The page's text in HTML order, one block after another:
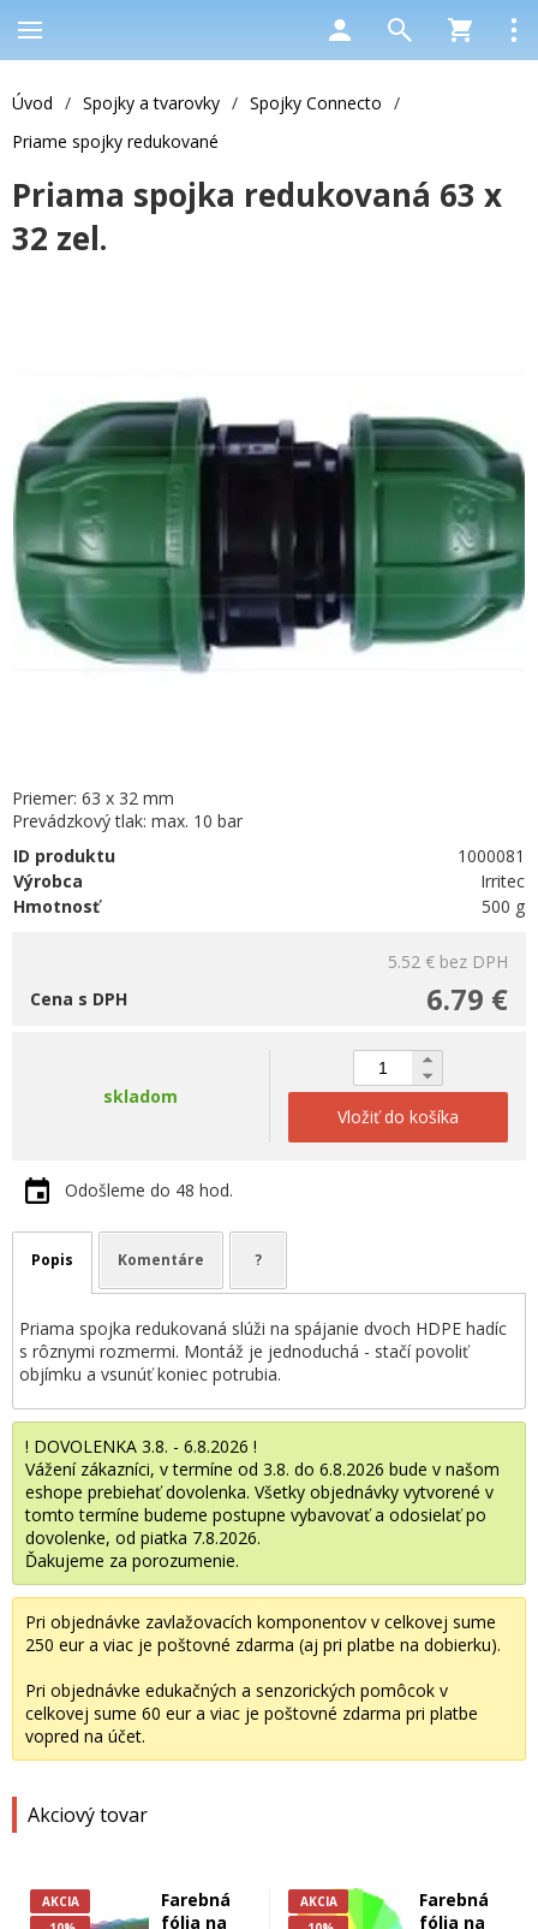
! DOVOLENKA 3.8. - 6.8.2026 !
Vážení zákazníci, v termíne od 3.8. do 6.8.2026 bude v našom
eshope prebiehať dovolenka. Všetky objednávky vytvorené v
tomto termíne budeme postupne vybavovať a odosielať po
dovolenke, od piatka 7.8.2026.
Ďakujeme za porozumenie.
Pri objednávke zavlažovacích komponentov v celkovej sume
250 eur a viac je poštovné zdarma (aj pri platbe na dobierku).
Pri objednávke edukačných a senzorických pomôcok v
celkovej sume 60 eur a viac je poštovné zdarma pri platbe
vopred na účet.
Akciový tovar
AKCIA
Farebná
fólia na
AKCIA
Farebná
fólia na
Úvod / Spojky a tvarovky / Spojky Connecto /
Priame spojky redukované
Priama spojka redukovaná 63 x
32 zel.
Priemer: 63 x 32 mm
Prevádzkový tlak: max. 10 bar
ID produktu
1000081
Výrobca
Irritec
Hmotnosť
500 g
5.52 € bez DPH
6.79 €
Cena s DPH
skladom
Vložiť do košíka
Odošleme do 48 hod.
Popis Komentáre ?
Priama spojka redukovaná slúži na spájanie dvoch HDPE hadíc
s rôznymi rozmermi. Montáž je jednoduchá - stačí povoliť
objímku a vsunúť koniec potrubia.